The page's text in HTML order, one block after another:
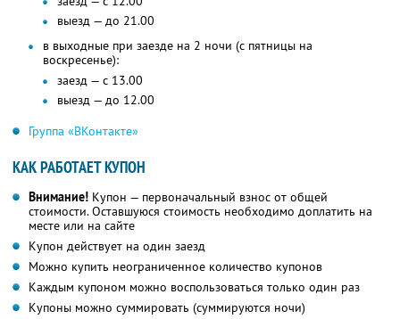
выезд — до 21.00
в выходные при заезде на 2 ночи (с пятницы на
воскресенье):
заезд — с 13.00
выезд — до 12.00
Группа «ВКонтакте»
КАК РАБОТАЕТ КУПОН
Внимание! Купон — первоначальный взнос от общей
стоимости. Оставшуюся стоимость необходимо доплатить на
месте или на сайте
Купон действует на один заезд
Можно купить неограниченное количество купонов
Каждым купоном можно воспользоваться только один раз
Купоны можно суммировать (суммируются ночи)